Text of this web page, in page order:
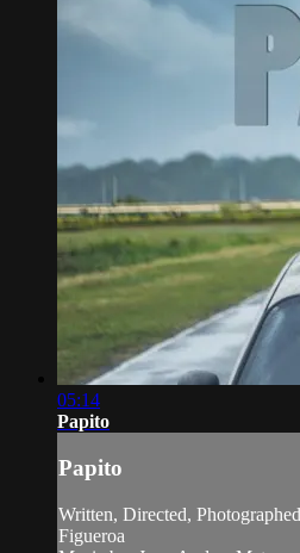
05:14
Papito
Papito
Written, Directed,
Figueroa